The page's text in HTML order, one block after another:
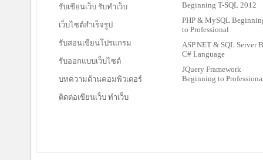
รับเขียนเว็บ รับทำเว็บ
เว็บไซต์สำเร็จรูป
รับสอนเขียนโปรแกรม
รับออกแบบเว็บไซต์
บทความด้านคอมพิวเตอร์
ติดต่อเขียนเว็บ ทำเว็บ
Beginning T-SQL 2012
PHP & MySQL
to Professional
ASP.NET & SQL Server
C# Language
JQuery Framework
Beginning to